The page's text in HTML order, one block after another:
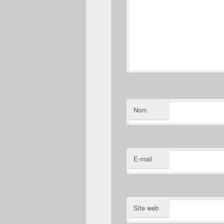
Nom
E-mail
Site web